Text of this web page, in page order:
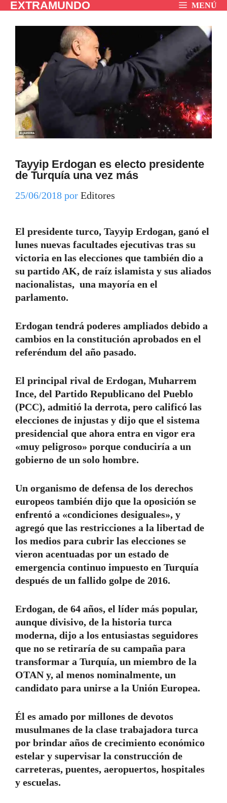
SaltarEXTRAMUNDO MENÚ
Tayyip Erdogan es electo presidente
de Turquía una vez más
25/06/2018 por Editores
El presidente turco, Tayyip Erdogan, ganó el
lunes nuevas facultades ejecutivas tras su
victoria en las elecciones que también dio a
su partido AK, de raíz islamista y sus aliados
nacionalistas, una mayoría en el
parlamento.
Erdogan tendrá poderes ampliados debido a
cambios en la constitución aprobados en el
referéndum del año pasado.
El principal rival de Erdogan, Muharrem
Ince, del Partido Republicano del Pueblo
(PCC), admitió la derrota, pero calificó las
elecciones de injustas y dijo que el sistema
presidencial que ahora entra en vigor era
«muy peligroso» porque conduciría a un
gobierno de un solo hombre.
Un organismo de defensa de los derechos
europeos también dijo que la oposición se
enfrentó a «condiciones desiguales», y
agregó que las restricciones a la libertad de
los medios para cubrir las elecciones se
vieron acentuadas por un estado de
emergencia continuo impuesto en Turquía
después de un fallido golpe de 2016.
Erdogan, de 64 años, el líder más popular,
aunque divisivo, de la historia turca
moderna, dijo a los entusiastas seguidores
que no se retiraría de su campaña para
transformar a Turquía, un miembro de la
OTAN y, al menos nominalmente, un
candidato para unirse a la Unión Europea.
Él es amado por millones de devotos
musulmanes de la clase trabajadora turca
por brindar años de crecimiento económico
estelar y supervisar la construcción de
carreteras, puentes, aeropuertos, hospitales
y escuelas.